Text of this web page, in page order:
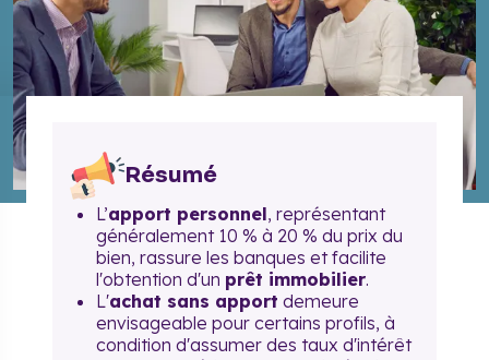
Résumé
L’apport personnel, représentant
généralement 10 % à 20 % du prix du
bien, rassure les banques et facilite
l'obtention d'un prêt immobilier.
L'achat sans apport demeure
envisageable pour certains profils, à
condition d'assumer des taux d'intérêt